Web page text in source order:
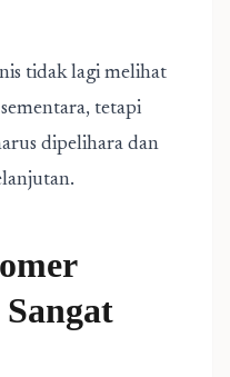
tidak lagi melihat
tetapi
dipelihara dan